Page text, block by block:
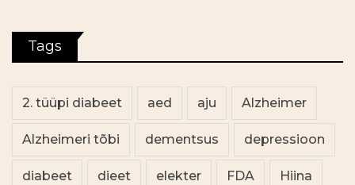
Tags
2. tüüpi diabeet aed aju Alzheimer
Alzheimeri tõbi dementsus depressioon
diabeet dieet elekter FDA Hiina